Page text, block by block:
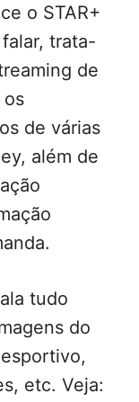
o STAR+
trata-
de
os
de várias
além de
tudo
do
etc. Veja: